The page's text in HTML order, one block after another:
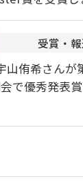
受賞・
山侑希さんが
で優秀発表